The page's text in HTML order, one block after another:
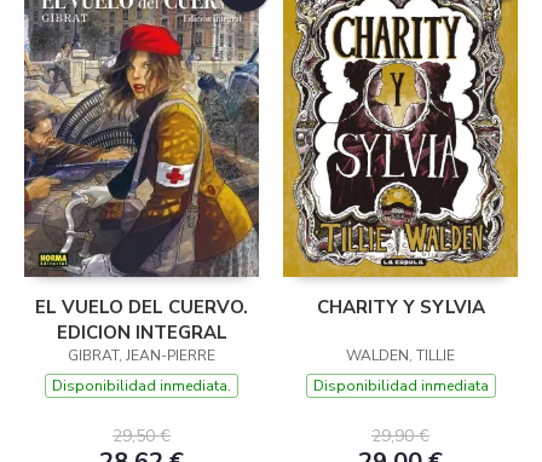
EL VUELO DEL CUERVO.
EDICION INTEGRAL
GIBRAT, JEAN-PIERRE
Disponibilidad inmediata.
29,50 €
CHARITY Y SYLVIA
WALDEN, TILLIE
Disponibilidad inmediata
29,90 €